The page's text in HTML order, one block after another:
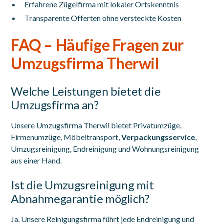
Erfahrene Zügelfirma mit lokaler Ortskenntnis
Transparente Offerten ohne versteckte Kosten
FAQ – Häufige Fragen zur
Umzugsfirma Therwil
Welche Leistungen bietet die
Umzugsfirma an?
Unsere Umzugsfirma Therwil bietet Privatumzüge,
Firmenumzüge, Möbeltransport,Verpackungsservice
Umzugsreinigung, Endreinigung und Wohnungsreinigung
aus einer Hand.
Ist die Umzugsreinigung mit
Abnahmegarantie möglich?
Ja. Unsere Reinigungsfirma führt jede Endreinigung und